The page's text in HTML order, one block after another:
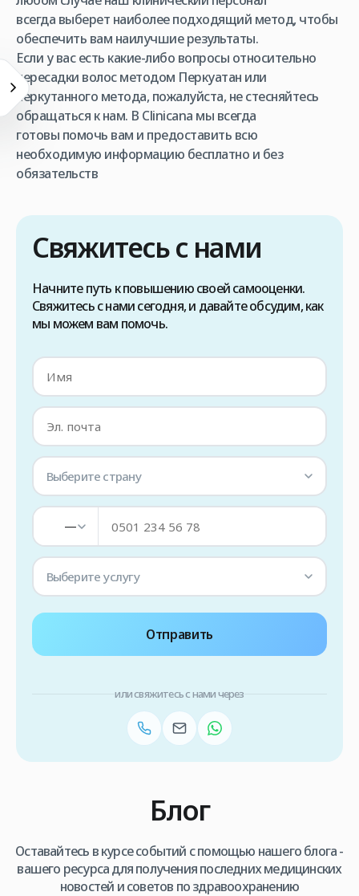
всегда выберет наиболее подходящий метод, чтобы
обеспечить вам наилучшие результаты.
Если у вас есть какие-либо вопросы относительно
пересадки волос методом Перкуатан или
перкутанного метода, пожалуйста, не стесняйтесь
обращаться к нам. В Clinicana мы всегда
готовы помочь вам и предоставить всю
необходимую информацию бесплатно и без
обязательств
Свяжитесь с нами
Начните путь к повышению своей самооценки.
Свяжитесь с нами сегодня, и давайте обсудим, как
мы можем вам помочь.
Выберите страну
—
Выберите услугу
Отправить
или свяжитесь с нами через
Блог
Оставайтесь в курсе событий с помощью нашего блога -
вашего ресурса для получения последних медицинских
новостей и советов по здравоохранению